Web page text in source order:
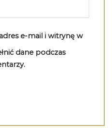
e-mail i witrynę w
dane podczas